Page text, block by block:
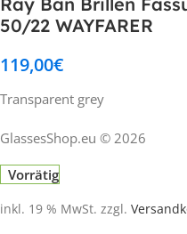
50/22 WAYFARER
119,00€
Transparent grey
GlassesShop.eu © 2026
Vorrätig
inkl. 19 % MwSt. zzgl.